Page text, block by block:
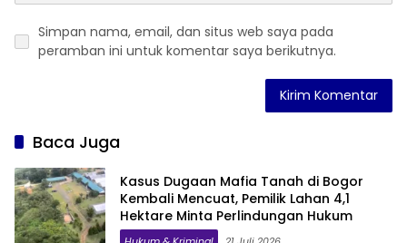
Simpan nama, email, dan situs web saya pada
peramban ini untuk komentar saya berikutnya.
Baca Juga
Kasus Dugaan Mafia Tanah di Bogor
Kembali Mencuat, Pemilik Lahan 4,1
Hektare Minta Perlindungan Hukum